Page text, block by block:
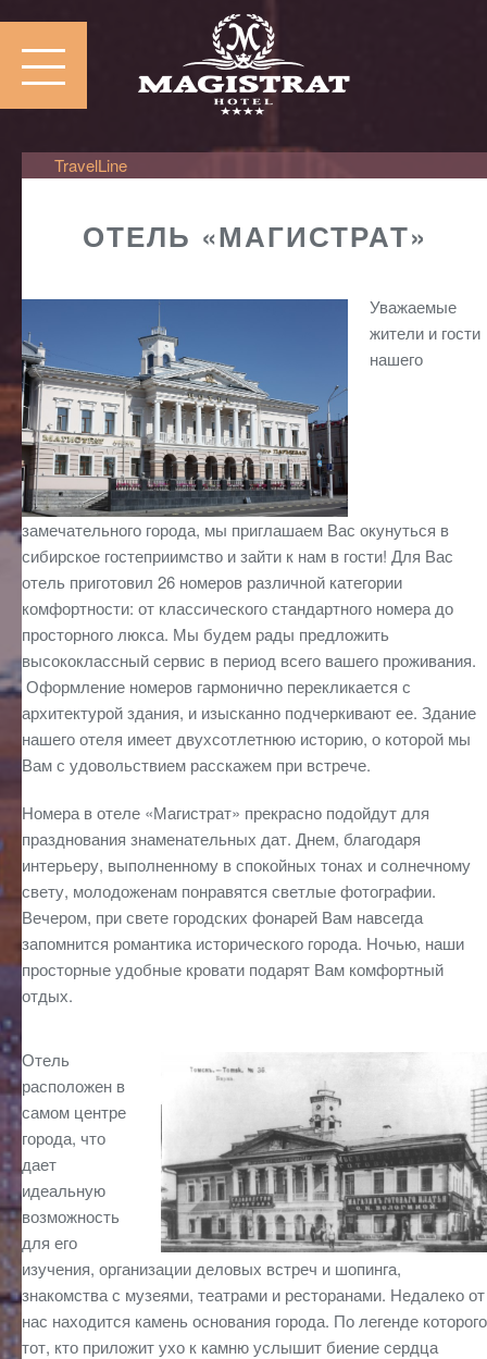
TravelLine
ОТЕЛЬ «МАГИСТРАТ»
Уважаемые
жители и гости
нашего
замечательного города, мы приглашаем Вас окунуться в
сибирское гостеприимство и зайти к нам в гости! Для Вас
отель приготовил 26 номеров различной категории
комфортности: от классического стандартного номера до
просторного люкса. Мы будем рады предложить
высококлассный сервис в период всего вашего проживания.
Оформление номеров гармонично перекликается с
архитектурой здания, и изысканно подчеркивают ее. Здание
нашего отеля имеет двухсотлетнюю историю, о которой мы
Вам с удовольствием расскажем при встрече.
Номера в отеле «Магистрат» прекрасно подойдут для
празднования знаменательных дат. Днем, благодаря
интерьеру, выполненному в спокойных тонах и солнечному
свету, молодоженам понравятся светлые фотографии.
Вечером, при свете городских фонарей Вам навсегда
запомнится романтика исторического города. Ночью, наши
просторные удобные кровати подарят Вам комфортный
отдых.
Отель
расположен в
самом центре
города, что
дает
идеальную
возможность
для его
изучения, организации деловых встреч и шопинга,
знакомства с музеями, театрами и ресторанами. Недалеко от
нас находится камень основания города. По легенде которого
тот, кто приложит ухо к камню услышит биение сердца